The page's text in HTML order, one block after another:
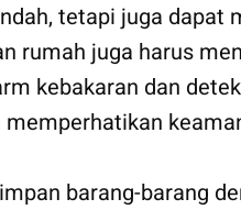
tetapi juga dapat
rumah juga harus
kebakaran dan
barang-barang